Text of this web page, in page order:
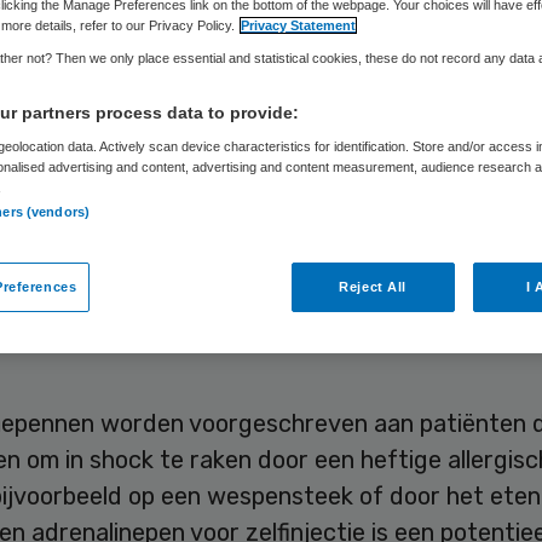
bedrijven moeten patiënten en
voorlichten over het gebruik van
dat pennen opnieuw
worden voorgeschreven aan patiënten
om in shock te raken door een heftige
op een wespensteek of door het
adrenalinepen voor zelfinjectie is een
the Manage Preferences link on the bottom of the webpage. Your choices will have
details, refer to our Privacy Policy. Privacy Statement
not? Then we only place essential and statistical cookies, these do not record any data
partners process data to provide:
data. Actively scan device characteristics for identification. Store and/or access
advertising and content, advertising and content measurement, audience research
(vendors)
Reject All I